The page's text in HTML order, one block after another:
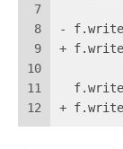
7
8
9
10
11
12
-
+
+